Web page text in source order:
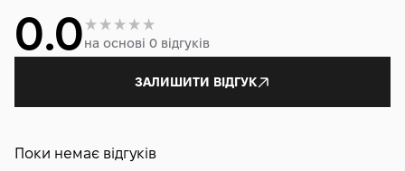
0.0на основі 0 відгуків
ЗАЛИШИТИ ВІДГУК
Поки немає відгуків